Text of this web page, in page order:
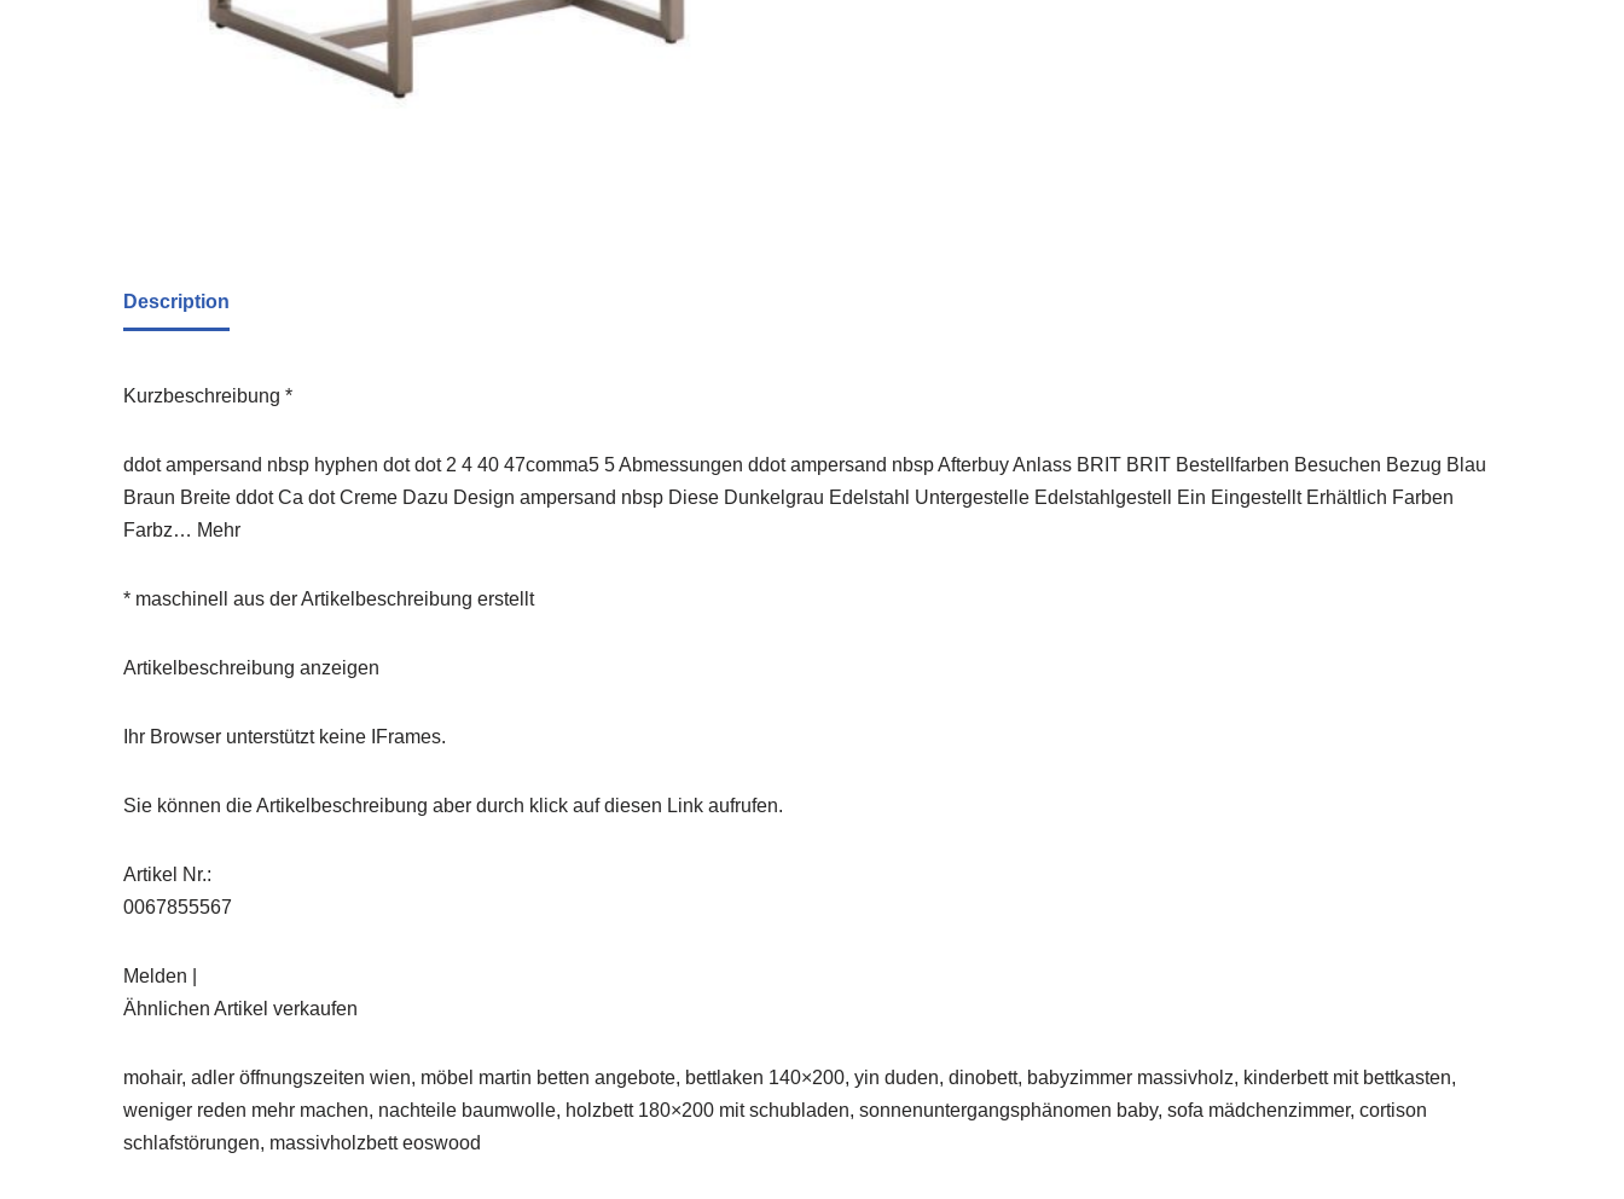
Description
Kurzbeschreibung *
ddot ampersand nbsp hyphen dot dot 2 4 40 47comma5 5 Abmessungen ddot ampersand nbsp Afterbuy Anlass BRIT BRIT Bestellfarben Besuchen Bezug Blau
Braun Breite ddot Ca dot Creme Dazu Design ampersand nbsp Diese Dunkelgrau Edelstahl Untergestelle Edelstahlgestell Ein Eingestellt Erhältlich Farben
Farbz… Mehr
* maschinell aus der Artikelbeschreibung erstellt
Artikelbeschreibung anzeigen
Ihr Browser unterstützt keine IFrames.
Sie können die Artikelbeschreibung aber durch klick auf diesen Link aufrufen.
Artikel Nr.:
0067855567
Melden |
Ähnlichen Artikel verkaufen
mohair, adler öffnungszeiten wien, möbel martin betten angebote, bettlaken 140×200, yin duden, dinobett, babyzimmer massivholz, kinderbett mit bettkasten,
weniger reden mehr machen, nachteile baumwolle, holzbett 180×200 mit schubladen, sonnenuntergangsphänomen baby, sofa mädchenzimmer, cortison
schlafstörungen, massivholzbett eoswood